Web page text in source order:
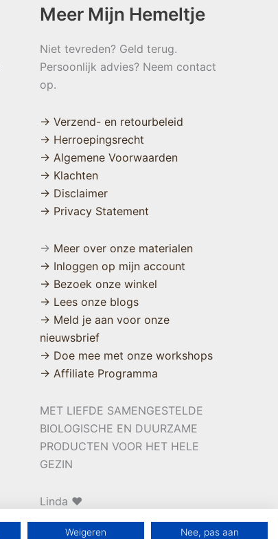
Meer Mijn Hemeltje
Niet tevreden? Geld terug.
Persoonlijk advies? Neem contact
op.
→ Verzend- en retourbeleid
→ Herroepingsrecht
→ Algemene Voorwaarden
→ Klachten
→ Disclaimer
→ Privacy Statement
→ Meer over onze materialen
→ Inloggen op mijn account
→ Bezoek onze winkel
→ Lees onze blogs
→ Meld je aan voor onze
nieuwsbrief
→ Doe mee met onze workshops
→ Affiliate Programma
MET LIEFDE SAMENGESTELDE
BIOLOGISCHE EN DUURZAME
PRODUCTEN VOOR HET HELE
GEZIN
Linda ❤️
Weigeren Nee, pas aan